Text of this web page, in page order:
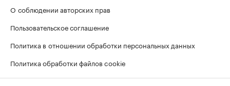
О соблюдении авторских прав
Пользовательское соглашение
Политика в отношении обработки персональных данных
Политика обработки файлов cookie